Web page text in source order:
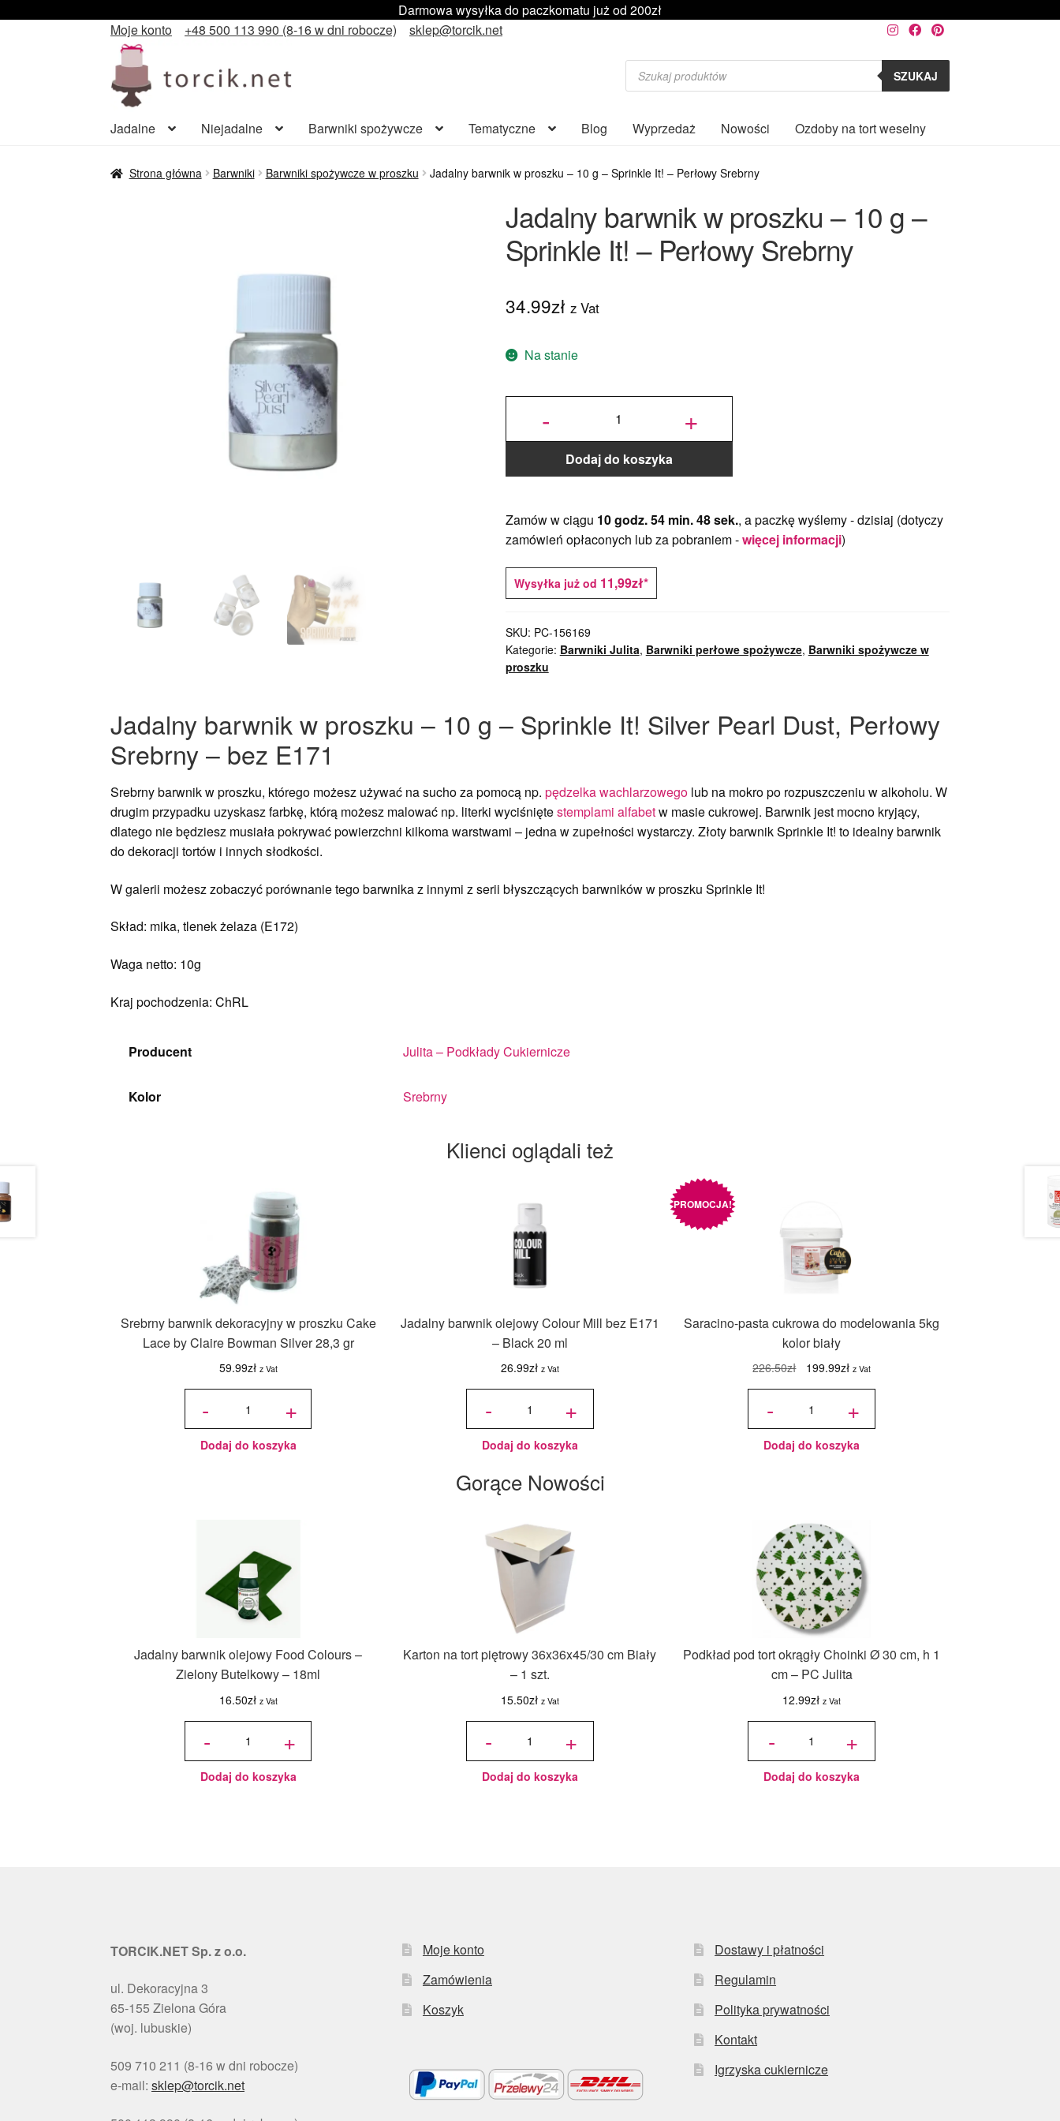
Darmowa wysyłka do paczkomatu już od 200zł
Moje konto
+48 500 113 990 (8-16 w dni robocze) sklep@torcik.net
Przejdź
do
nawigacji
Przejdź
do
treści
Wyszukiwarka
produktów SZUKAJ
Jadalne Niejadalne Barwniki spożywcze Tematyczne Blog Wyprzedaż Nowości Ozdoby na tort weselny
Strona główna Barwniki Barwniki spożywcze w proszku Jadalny barwnik w proszku – 10 g – Sprinkle It! – Perłowy Srebrny
Jadalny barwnik w proszku – 10 g –
Sprinkle It! – Perłowy Srebrny
34.99zł z Vat
Na stanie
-
ilość
proszku
- 10 g -
Sprinkle
It! -
+
Dodaj do koszyka
Zamów w ciągu 10 godz. 54 min. 47 sek., a paczkę wyślemy -dzisiaj (dotyczy
zamówień opłaconych lub za pobraniem -więcej informacji)
Wysyłka już od 11,99zł*
SKU: PC-156169
Kategorie: Barwniki Julita, Barwniki perłowe spożywcze, Barwniki spożywcze w
proszku
Jadalny barwnik w proszku – 10 g – Sprinkle It! Silver Pearl Dust, Perłowy
Srebrny – bez E171
Srebrny barwnik w proszku, którego możesz używać na sucho za pomocą np.pędzelka wachlarzowego lub na mokro po rozpuszczeniu w alkoholu. W
drugim przypadku uzyskasz farbkę, którą możesz malować np. literki wyciśniętestemplami alfabetw masie cukrowej. Barwnik jest mocno kryjący,
dlatego nie będziesz musiała pokrywać powierzchni kilkoma warstwami – jedna w zupełności wystarczy. Złoty barwnik Sprinkle It! to idealny barwnik
do dekoracji tortów i innych słodkości.
W galerii możesz zobaczyć porównanie tego barwnika z innymi z serii błyszczących barwników w proszku Sprinkle It!
Skład: mika, tlenek żelaza (E172)
Waga netto: 10g
Kraj pochodzenia: ChRL
Producent Julita – Podkłady Cukiernicze
Kolor Srebrny
Klienci oglądali też
Srebrny barwnik dekoracyjny w proszku Cake
Lace by Claire Bowman Silver 28,3 gr
59.99zł z Vat
-
ilość
dekoracyjny
w proszku
by Claire
Bowman
gr
+
Dodaj do koszyka
Jadalny barwnik olejowy Colour Mill bez E171
– Black 20 ml
26.99zł z Vat
-
ilość
olejowy
Colour
E171 -
Black
+
Dodaj do koszyka
Saracino-pasta cukrowa do modelowania 5kg
kolor biały
PROMOCJA!
226.50zł
Pierwotna
226.50zł.
199.99złAktualna
199.99zł.
z Vat
-
ilość
cukrowa do
modelowania
biały +
Dodaj do koszyka
Gorące Nowości
Jadalny barwnik olejowy Food Colours –
Zielony Butelkowy – 18ml
16.50zł z Vat
-
ilość
olejowy
Food
Zielony
Butelkowy
+
Dodaj do koszyka
Karton na tort piętrowy 36x36x45/30 cm Biały
– 1 szt.
15.50zł z Vat
-
ilość Karton
36x36x45/30
cm Biały - 1 +
Dodaj do koszyka
Podkład pod tort okrągły Choinki Ø 30 cm, h 1
cm – PC Julita
12.99zł z Vat
-
ilość
okrągły
Choinki
cm, h 1
cm - PC
+
Dodaj do koszyka
TORCIK.NET Sp. z o.o.
ul. Dekoracyjna 3
65-155 Zielona Góra
(woj. lubuskie)
509 710 211 (8-16 w dni robocze)
e-mail:sklep@torcik.net
Moje konto
Zamówienia
Koszyk
Dostawy i płatności
Regulamin
Polityka prywatności
Kontakt
Igrzyska cukiernicze